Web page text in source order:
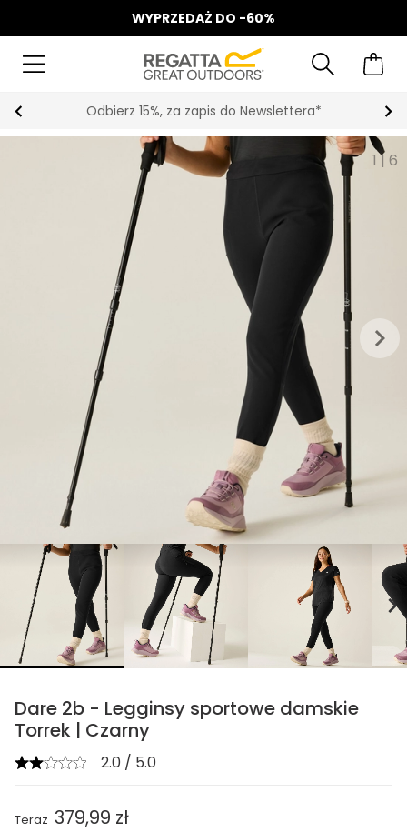
WYPRZEDAŻ DO -60%
Odbierz 15%, za zapis do Newslettera*
1 | 6
keyboard_arrow_right
chevron_right
Dare 2b - Legginsy sportowe damskie
Torrek | Czarny
2.0 / 5.0
Teraz 379,99 zł